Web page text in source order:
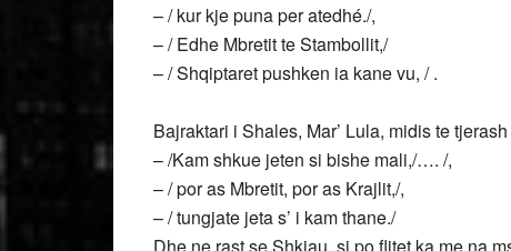
– / kur kje puna per atedhé./,
– / Edhe Mbretit te Stambollit,/
– / Shqiptaret pushken ia kane vu, / .
Bajraktari i Shales, Mar’ Lula, midis te
– /Kam shkue jeten si bishe mali,/…. /,
– / por as Mbretit, por as Krajlit,/,
– / tungjate jeta s’ i kam thane./